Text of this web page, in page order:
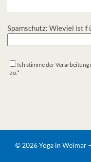
Spamschutz: Wieviel ist f
Ich stimme der Verarbeitung
zu.*
© 2026 Yoga in Weimar